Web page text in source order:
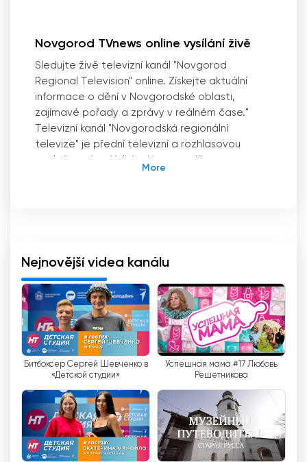
Novgorod TVnews online vysílání živě
Sledujte živě televizní kanál "Novgorod
Regional Television" online. Získejte aktuální
informace o dění v Novgorodské oblasti,
zajímavé pořady a zprávy v reálném čase."
Televizní kanál "Novgorodská regionální
televize" je přední televizní a rozhlasovou
včetně Velikého Novgorodu, Šimska, Solců,
Staré Rusi, Borovičí, Valdaje, Malé Višně,
Chudova, Cholmu, Pestova, Krestců, Batěckého
a Záluží.
Jedním z hlavních rysů Novgorodské regionální
televize je živé vysílání, které umožňuje divákům
sledovat veškeré dění v regionu v reálném
čase. Díky tomu mají obyvatelé Novgorodské
oblasti jistotu, že dostanou nejnovější
informace o dění v jejich regionu.
Další výhodou Novgorodské regionální televize
je možnost sledovat televizi online. To
Nejnovější videa kanálu
Битбоксер Сергей Шевченко в
«Детской студии»
Успешная мама #17 Любовь
Решетникова